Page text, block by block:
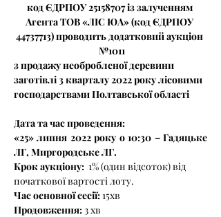
код ЄДРПОУ 25158707 із залученням
Агента ТОВ «ЛІС ЮА» (код ЄДРПОУ
44737713) проводить додатковий аукціон
№1011
з продажу необробленої деревини
заготівлі 3 кварталу 2022 року лісовими
господарствами Полтавської області
Дата та час проведення:
«25» липня 2022 року о 10:30 – Гадяцьке
ЛГ, Миргородське ЛГ.
Крок аукціону:
  1% (один відсоток) від
початкової вартості лоту.
Час основної сесії: 15хв
Продовження: 3 хв